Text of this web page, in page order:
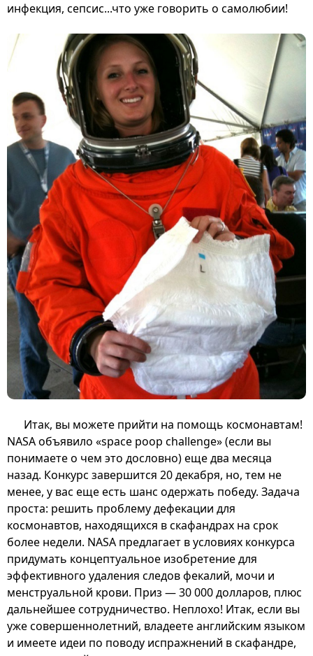
инфекция, сепсис...что уже говорить о самолюбии!
Итак, вы можете прийти на помощь космонавтам!
NASA объявило «space poop challenge» (если вы
понимаете о чем это дословно) еще два месяца
назад. Конкурс завершится 20 декабря, но, тем не
менее, у вас еще есть шанс одержать победу. Задача
проста: решить проблему дефекации для
космонавтов, находящихся в скафандрах на срок
более недели. NASA предлагает в условиях конкурса
придумать концептуальное изобретение для
эффективного удаления следов фекалий, мочи и
менструальной крови. Приз — 30 000 долларов, плюс
дальнейшее сотрудничество. Неплохо! Итак, если вы
уже совершеннолетний, владеете английским языком
и имеете идеи по поводу испражнений в скафандре,